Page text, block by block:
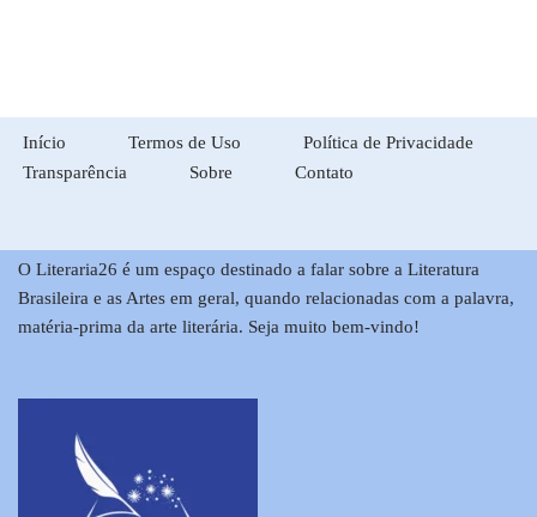
Início Termos de Uso
Política de Privacidade
Transparência
Sobre Contato
O Literaria26 é um espaço destinado a falar sobre a Literatura
Brasileira e as Artes em geral, quando relacionadas com a palavra,
matéria-prima da arte literária. Seja muito bem-vindo!